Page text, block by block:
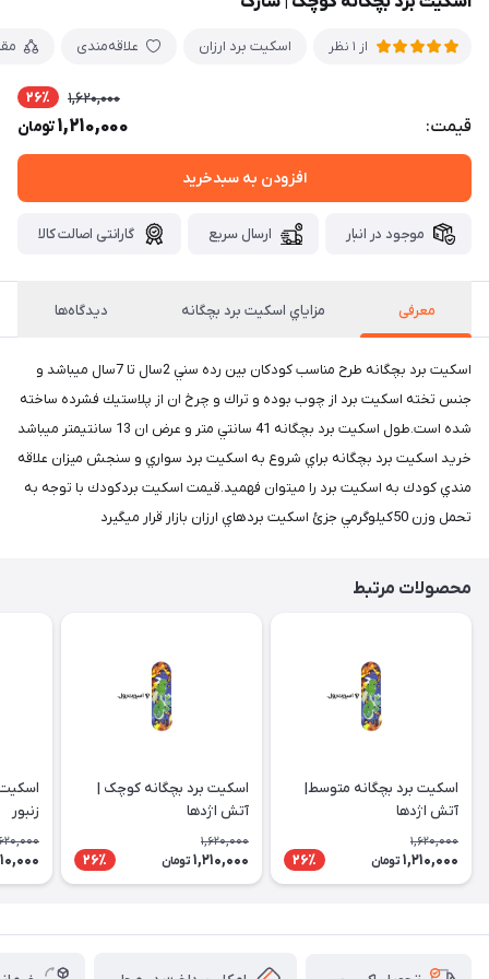
از 1 نظر اسکیت برد ارزان علاقه‌مندی
قیمت:
1,620,000 26٪
1,210,000تومان
افزودن به سبدخرید
موجود در انبار ارسال سریع گارانتی اصالت کالا
معرفی مزاياي اسكيت برد بچگانه دیدگاه‌ها
اسكيت برد بچگانه طرح مناسب كودكان بين رده سني 2سال تا 7سال ميباشد و
جنس تخته اسكيت برد از چوب بوده و تراك و چرخ ان از پلاستيك فشرده ساخته
شده است.طول اسكيت برد بچگانه 41 سانتي متر و عرض ان 13 سانتيمتر ميباشد
خريد اسكيت برد بچگانه براي شروع به اسكيت برد سواري و سنجش ميزان علاقه
مندي كودك به اسكيت برد را ميتوان فهميد.قيمت اسكيت بردكودك با توجه به
تحمل وزن 50كيلوگرمي جزئ اسكيت بردهاي ارزان بازار قرار ميگيرد
محصولات مرتبط
اسكيت برد بچگانه متوسط|
آتش اژدها
1,620,000
1,210,000 تومان 26٪
اسكيت برد بچگانه کوچک |
آتش اژدها
1,620,000
1,210,000 تومان 26٪
زنبور